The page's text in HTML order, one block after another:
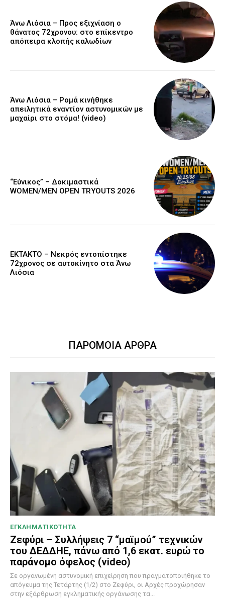
Άνω Λιόσια – Προς εξιχνίαση ο
θάνατος 72χρονου: στο επίκεντρο
απόπειρα κλοπής καλωδίων
Άνω Λιόσια – Ρομά κινήθηκε
απειλητικά εναντίον αστυνομικών με
μαχαίρι στο στόμα! (video)
“Εύνικος” – Δοκιμαστικά
WOMEN/MEN OPEN TRYOUTS 2026
EKTAKTO – Νεκρός εντοπίστηκε
72χρονος σε αυτοκίνητο στα Άνω
Λιόσια
ΠΑΡΟΜΟΙΑ ΑΡΘΡΑ
ΕΓΚΛΗΜΑΤΙΚΟΤΗΤΑ
Ζεφύρι – Συλλήψεις 7 “μαϊμού” τεχνικών
του ΔΕΔΔΗΕ, πάνω από 1,6 εκατ. ευρώ το
παράνομο όφελος (video)
Σε οργανωμένη αστυνομική επιχείρηση που πραγματοποιήθηκε το
απόγευμα της Τετάρτης (1/2) στο Ζεφύρι, οι Αρχές προχώρησαν
στην εξάρθρωση εγκληματικής οργάνωσης τα...